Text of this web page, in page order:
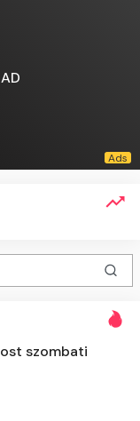
szombati